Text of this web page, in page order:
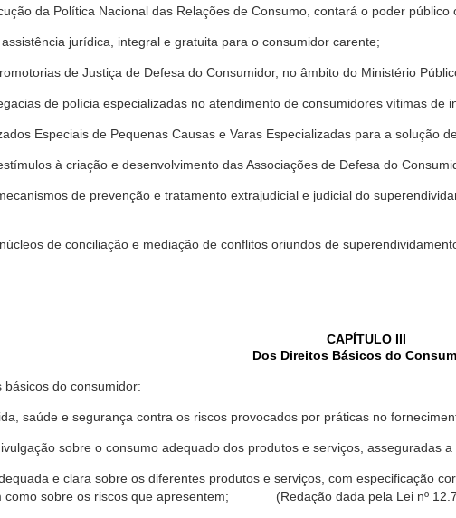
da Política Nacional das Relações de Consumo, contará o poder
jurídica, integral e gratuita para o consumidor carente;
de Justiça de Defesa do Consumidor, no âmbito do Ministério
de polícia especializadas no atendimento de consumidores vítimas de
Especiais de Pequenas Causas e Varas Especializadas para a solução
à criação e desenvolvimento das Associações de Defesa do
de prevenção e tratamento extrajudicial e judicial do
de conciliação e mediação de conflitos oriundos de
CAPÍTULO III
Dos Direitos Básicos do
básicos do consumidor:
saúde e segurança contra os riscos provocados por práticas no
sobre o consumo adequado dos produtos e serviços, asseguradas
e clara sobre os diferentes produtos e serviços, com especificação
como sobre os riscos que apresentem; (Redação dada pela Lei nº